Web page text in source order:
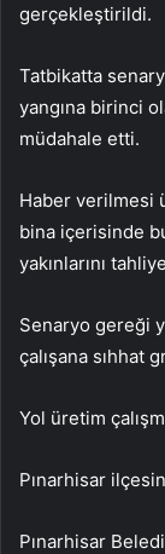
gerçekleştirildi.
Tatbikatta
yangına birinci
müdahale etti.
Haber verilmesi
bina içerisinde
yakınlarını
Senaryo gereği
çalışana sıhhat
Yol üretim
Pınarhisar
Pınarhisar